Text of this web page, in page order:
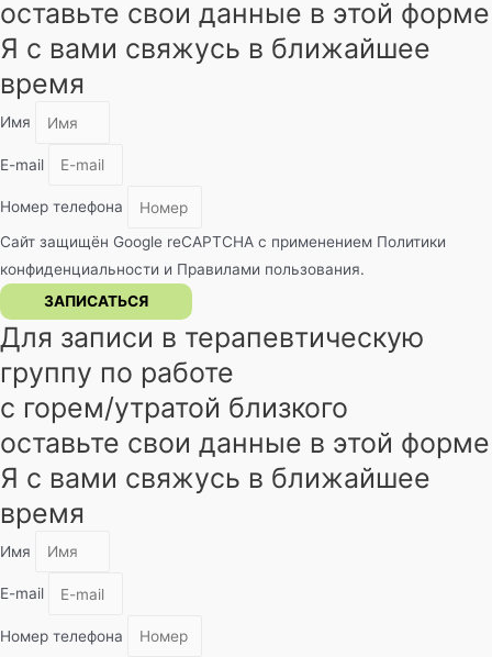
оставьте свои данные в этой форме
Я с вами свяжусь в ближайшее
время
Имя
E-mail
Номер телефона
Сайт защищён Google reCAPTCHA с применением Политики
конфиденциальности и Правилами пользования.
ЗАПИСАТЬСЯ
Для записи в терапевтическую
группу по работе
с горем/утратой близкого
оставьте свои данные в этой форме
Я с вами свяжусь в ближайшее
время
Имя
E-mail
Номер телефона